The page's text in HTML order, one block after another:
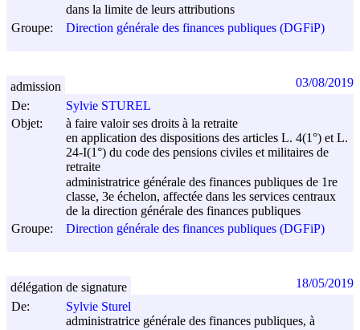
dans la limite de leurs attributions
Groupe:
Direction générale des finances publiques (DGFiP)
De:
Sylvie STUREL
Objet:
à faire valoir ses droits à la retraite
en application des dispositions des articles L. 4(1°) et L.
24-I(1°) du code des pensions civiles et militaires de
retraite
administratrice générale des finances publiques de 1re
classe, 3e échelon, affectée dans les services centraux
de la direction générale des finances publiques
Groupe:
Direction générale des finances publiques (DGFiP)
admission 03/08/2019
De:
Sylvie Sturel
administratrice générale des finances publiques, à
délégation de signature 18/05/2019